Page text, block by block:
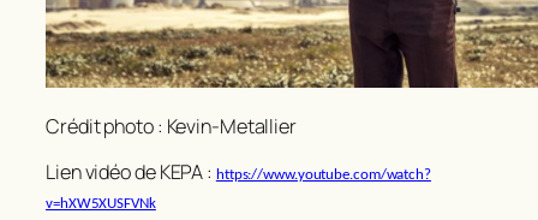
Crédit photo : Kevin-Metallier
Lien vidéo de KEPA : https://www.youtube.com/watch?
v=hXW5XUSFVNk